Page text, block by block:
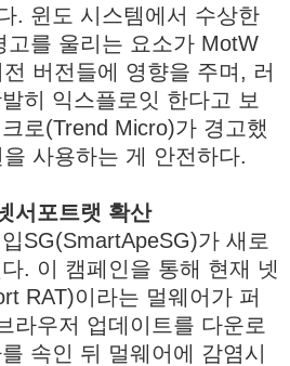
. 윈도 시스템에서 수상한
고를 울리는 요소가 MotW
버전들에 영향을 주며, 러
히 익스플로잇 한다고 보
로(Trend Micro)가 경고했
사용하는 게 안전하다.
서포트랫 확산
SG(SmartApeSG)가 새로
. 이 캠페인을 통해 현재 넷
RAT)이라는 멀웨어가 퍼
라우저 업데이트를 다운로
속인 뒤 멀웨어에 감염시